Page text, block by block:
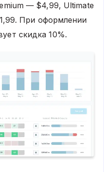
— $4,99, Ultimate
При оформлении
скидка 10%.